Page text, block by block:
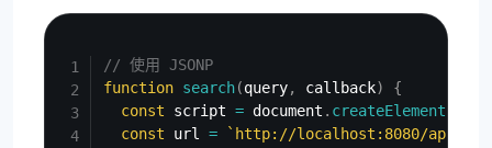
// 使用 JSONP
function search(query, callback)
{
const script = document . createElement
const url = ` http://localhost:8080/api/v1/